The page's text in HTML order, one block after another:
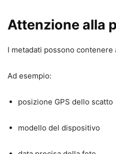
Attenzione alla
I metadati possono
Ad esempio:
posizione GPS dello scatto
modello del dispositivo